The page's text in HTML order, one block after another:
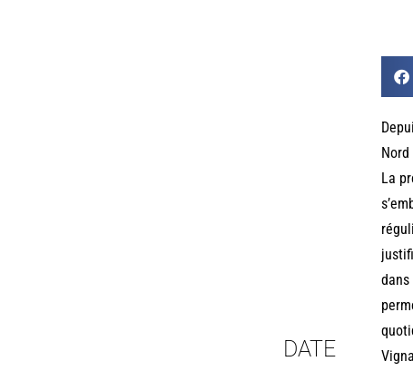
DATE
La
dans